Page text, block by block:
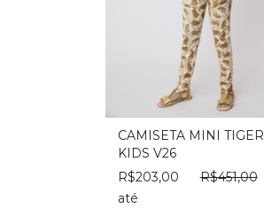
CAMISETA MINI TIGER
KIDS V26
R$203,00
R$451,00
até